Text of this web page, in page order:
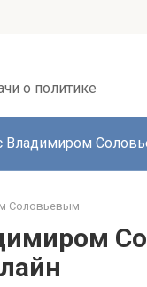
о политике
Владимиром
Соловьевым